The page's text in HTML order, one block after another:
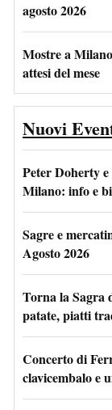
agosto 2026
Mostre a
attesi del mese
Nuovi
Peter Doherty
Milano: info e
Sagre e
Agosto 2026
Torna la Sagra
patate, piatti
Concerto di
clavicembalo e